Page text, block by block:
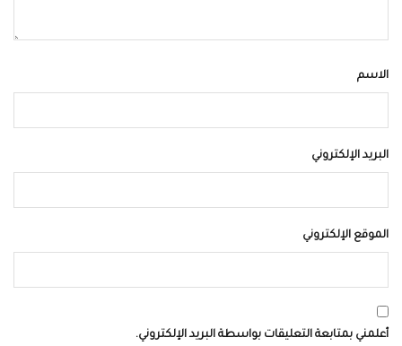
الاسم
البريد الإلكتروني
الموقع الإلكتروني
أعلمني بمتابعة التعليقات بواسطة البريد الإلكتروني.